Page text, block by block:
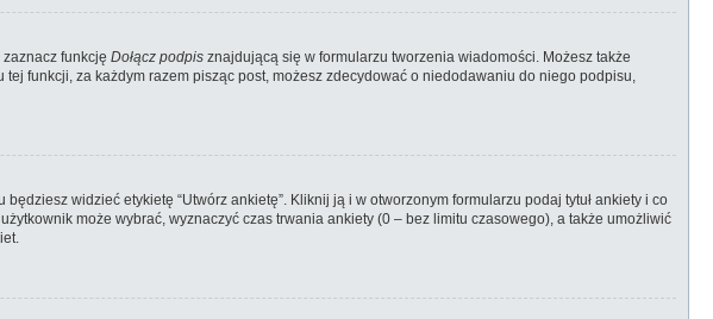
funkcję Dołącz podpis znajdującą się w formularzu tworzenia wiadomości. Możesz także
funkcji, za każdym razem pisząc post, możesz zdecydować o niedodawaniu do niego podpisu,
widzieć etykietę “Utwórz ankietę”. Kliknij ją i w otworzonym formularzu podaj tytuł ankiety i co
może wybrać, wyznaczyć czas trwania ankiety (0 – bez limitu czasowego), a także umożliwić